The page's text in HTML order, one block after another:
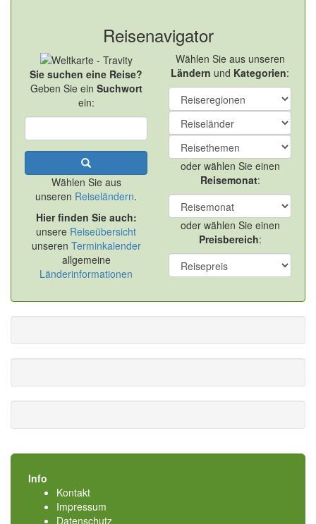
Reisenavigator
Sie suchen eine Reise?
Geben Sie ein Suchwort
ein:
Wählen Sie aus
unseren Reiseländern.
Hier finden Sie auch:
unsere Reiseübersicht
unseren Terminkalender
allgemeine
Länderinformationen
Wählen Sie aus unseren
Ländern und Kategorien:
oder wählen Sie einen
Reisemonat:
oder wählen Sie einen
Preisbereich:
Info
Kontakt
Impressum
Datenschutz